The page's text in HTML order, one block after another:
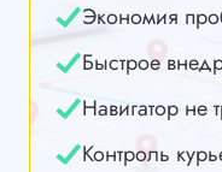
Экономия
Быстрое
Навигатор не
Контроль